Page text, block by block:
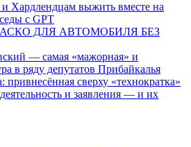
Хардлендцам выжить вместе на
с GPT
ДЛЯ АВТОМОБИЛЯ БЕЗ
— самая «мажорная» и
в ряду депутатов Прибайкалья
сверху «технократка»
и заявления — и их